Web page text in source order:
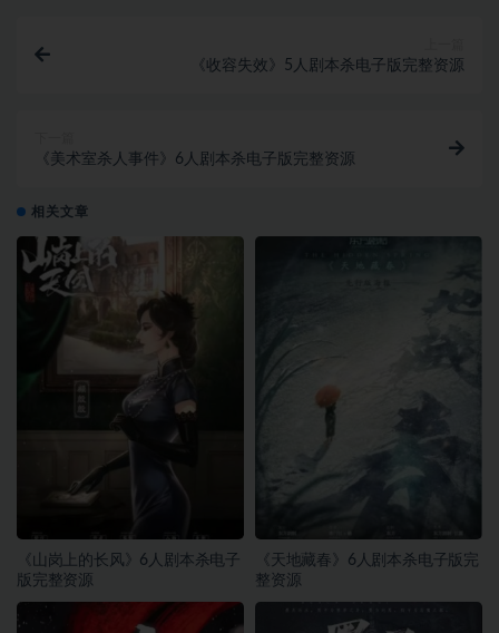
《收容失效》5人剧本杀电子版完整资源
《美术室杀人事件》6人剧本杀电子版完整资源
相关文章
《山岗上的长风》6人剧本杀电子
版完整资源
《天地藏春》6人剧本杀电子版完
整资源